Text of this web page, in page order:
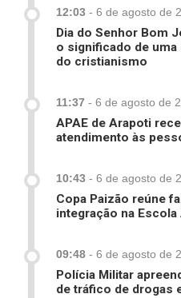
12:03 - 6 de agosto de
Dia do Senhor Bom
o significado de
do cristianismo
11:37 - 6 de agosto de
APAE de Arapoti
atendimento às
10:43 - 6 de agosto de
Copa Paizão reúne
integração na
09:48 - 6 de agosto de
Polícia Militar
de tráfico de drogas